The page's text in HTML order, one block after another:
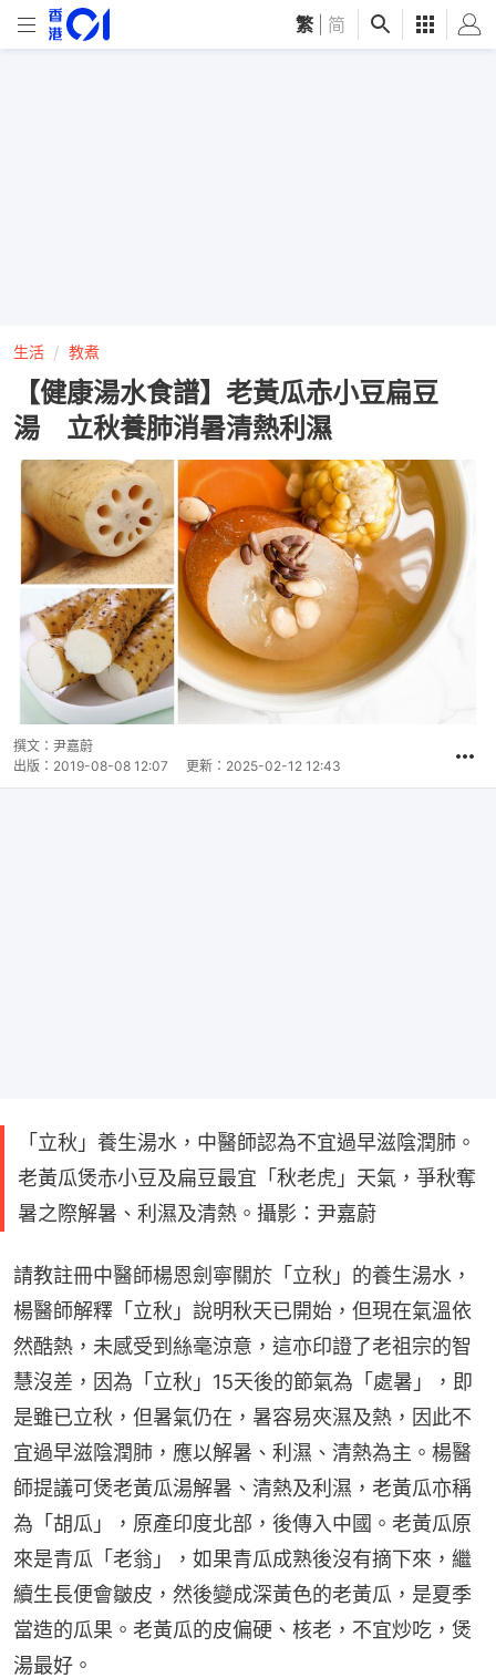
繁 简
生活 教煮
【健康湯水食譜】老黃瓜赤小豆扁豆
湯 立秋養肺消暑清熱利濕
撰文： 尹嘉蔚
出版： 2019-08-08 12:07 更新： 2025-02-12 12:43
「立秋」養生湯水，中醫師認為不宜過早滋陰潤肺。
老黃瓜煲赤小豆及扁豆最宜「秋老虎」天氣，爭秋奪
暑之際解暑、利濕及清熱。攝影：尹嘉蔚
請教註冊中醫師楊恩劍寧關於「立秋」的養生湯水，
楊醫師解釋「立秋」說明秋天已開始，但現在氣溫依
然酷熱，未感受到絲毫涼意，這亦印證了老祖宗的智
慧沒差，因為「立秋」15天後的節氣為「處暑」，即
是雖已立秋，但暑氣仍在，暑容易夾濕及熱，因此不
宜過早滋陰潤肺，應以解暑、利濕、清熱為主。楊醫
師提議可煲老黃瓜湯解暑、清熱及利濕，老黃瓜亦稱
為「胡瓜」，原產印度北部，後傳入中國。老黃瓜原
來是青瓜「老翁」，如果青瓜成熟後沒有摘下來，繼
續生長便會皺皮，然後變成深黃色的老黃瓜，是夏季
當造的瓜果。老黃瓜的皮偏硬、核老，不宜炒吃，煲
湯最好。